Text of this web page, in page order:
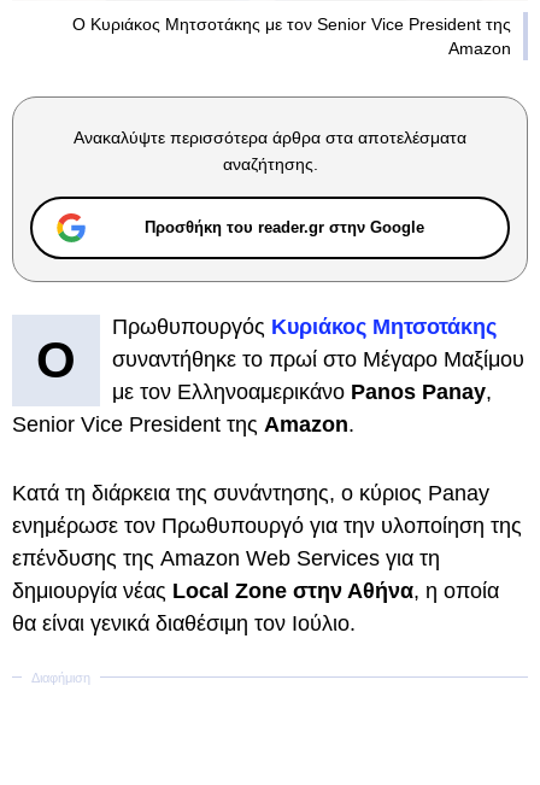
Ο Κυριάκος Μητσοτάκης με τον Senior Vice President της
Amazon
Ανακαλύψτε περισσότερα άρθρα στα αποτελέσματα
αναζήτησης.
Προσθήκη του reader.gr στην Google
Ο
Πρωθυπουργός Κυριάκος Μητσοτάκης
συναντήθηκε το πρωί στο Μέγαρο Μαξίμου
με τον Ελληνοαμερικάνο Panos Panay,
Senior Vice President της Amazon.
Κατά τη διάρκεια της συνάντησης, ο κύριος Panay
ενημέρωσε τον Πρωθυπουργό για την υλοποίηση της
επένδυσης της Amazon Web Services για τη
δημιουργία νέας Local Zone στην Αθήνα, η οποία
θα είναι γενικά διαθέσιμη τον Ιούλιο.